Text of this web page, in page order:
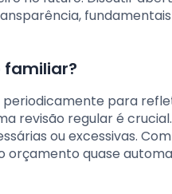
familiar?
para
revisão regular é
ou excessivas.
orçamento quase